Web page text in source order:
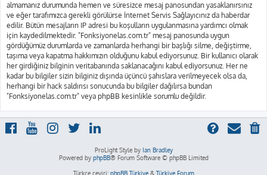
almamanız durumunda hemen ve süresizce mesaj panosundan yasaklanırsınız
ve eğer tarafımızca gerekli görülürse İnternet Servis Sağlayıcınız da haberdar
edilir. Bütün mesajların IP adresi bu koşulların uygulanmasına yardımcı olmak
için kaydedilmektedir. "Fonksiyonelas.com.tr" mesaj panosunda uygun
gördüğümüz durumlarda ve zamanlarda herhangi bir başlığı silme, değiştirme,
taşıma veya kapatma hakkımızın olduğunu kabul ediyorsunuz. Bir kullanıcı olarak
her girdiğiniz bilginin veritabanında saklanacağını kabul ediyorsunuz. Her ne
kadar bu bilgiler sizin bilginiz dışında üçüncü şahıslara verilmeyecek olsa da,
herhangi bir hack saldırısı sonucunda bu bilgiler dağılırsa bundan
"Fonksiyonelas.com.tr" veya phpBB kesinlikle sorumlu değildir.
ProLight Style by Ian Bradley
Powered by phpBB® Forum Software © phpBB Limited
Türkçe çeviri: phpBB Türkiye& Türkiye Forum